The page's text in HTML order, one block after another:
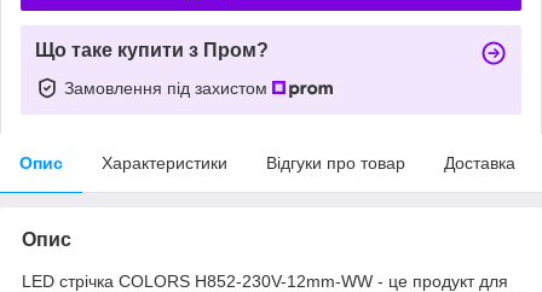
Що таке купити з Пром?
Замовлення під захистом
Опис Характеристики Відгуки про товар Доставка
Опис
LED стрічка COLORS H852-230V-12mm-WW - це продукт для